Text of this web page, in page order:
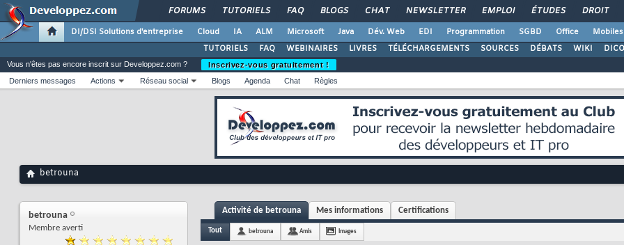
FORUMS TUTORIELS FAQ BLOGS CHAT NEWSLETTER EMPLOI ÉTUDES DROIT
DI/DSI Solutions d'entreprise Cloud IA ALM Microsoft Java Dév. Web EDI Programmation SGBD Office Mobiles
TUTORIELS
FAQ WEBINAIRES LIVRES TÉLÉCHARGEMENTS SOURCES DÉBATS WIKI DICO
Vous n'êtes pas encore inscrit sur Developpez.com ?
Inscrivez-vous gratuitement !
Derniers messages
Actions Réseau social Blogs Agenda Chat Règles
betrouna
betrouna
Membre averti
Activité de betrouna Mes informations Certifications
Tout betrouna Amis Images